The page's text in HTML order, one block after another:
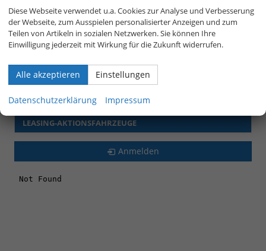
Nissan
Opel
Skoda
Volkswagen
LEASING-AKTIONSFAHRZEUGE
Anmelden
Diese Webseite verwendet u.a. Cookies zur Analyse und Verbesserung
der Webseite, zum Ausspielen personalisierter Anzeigen und zum
Teilen von Artikeln in sozialen Netzwerken. Sie können Ihre
Einwilligung jederzeit mit Wirkung für die Zukunft widerrufen.
Alle akzeptieren Einstellungen
Datenschutzerklärung Impressum